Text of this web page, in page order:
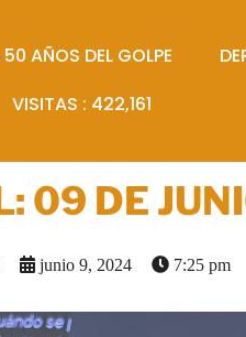
AÑOS DEL GOLPE
VISITAS : 422,161
09 DE
junio 9, 2024 7:25 pm